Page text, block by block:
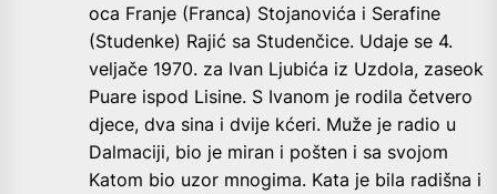
oca Franje (Franca) Stojanovića i Serafine
(Studenke) Rajić sa Studenčice. Udaje se 4.
veljače 1970. za Ivan Ljubića iz Uzdola, zaseok
Puare ispod Lisine. S Ivanom je rodila četvero
djece, dva sina i dvije kćeri. Muže je radio u
Dalmaciji, bio je miran i pošten i sa svojom
Katom bio uzor mnogima. Kata je bila radišna i